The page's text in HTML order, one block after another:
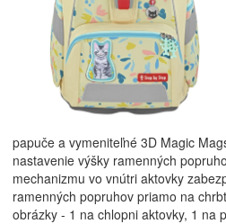
papuče a vymeniteľné 3D Magic
nastavenie výšky ramenných
mechanizmu vo vnútri aktovky
ramenných popruhov priamo na
obrázky - 1 na chlopni aktovky, 1 na